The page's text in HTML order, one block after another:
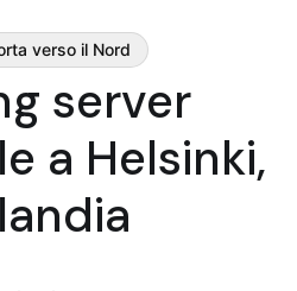
verso il Nord
server
a Helsinki,